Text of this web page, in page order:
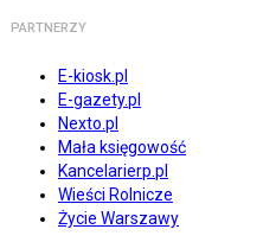
PARTNERZY
E-kiosk.pl
E-gazety.pl
Nexto.pl
Mała księgowość
Kancelarierp.pl
Wieści Rolnicze
Życie Warszawy